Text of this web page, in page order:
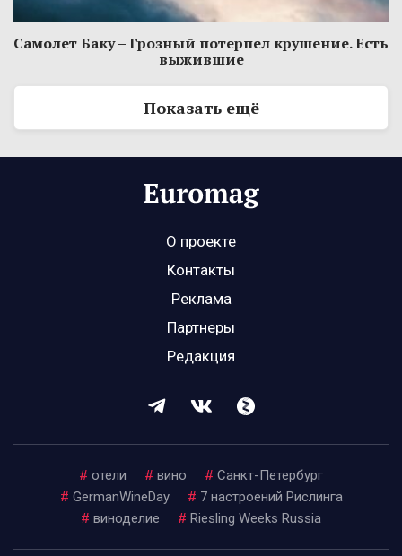
Самолет Баку – Грозный потерпел крушение. Есть
выжившие
Показать ещё
О проекте
Контакты
Реклама
Партнеры
Редакция
# отели # вино # Санкт-Петербург
# GermanWineDay # 7 настроений Рислинга
# виноделие # Riesling Weeks Russia